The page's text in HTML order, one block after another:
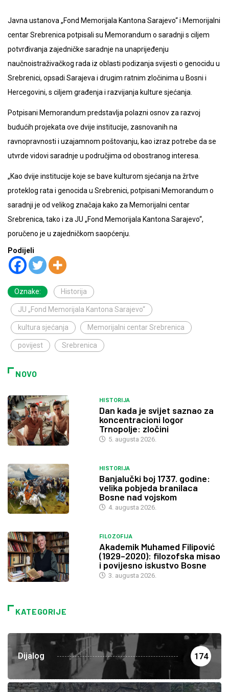
Javna ustanova „Fond Memorijala Kantona Sarajevo“ i Memorijalni
centar Srebrenica potpisali su Memorandum o saradnji s ciljem
potvrđivanja zajedničke saradnje na unaprijeđenju
naučnoistraživačkog rada iz oblasti podizanja svijesti o genocidu u
Srebrenici, opsadi Sarajeva i drugim ratnim zločinima u Bosni i
Hercegovini, s ciljem građenja i razvijanja kulture sjećanja.
Potpisani Memorandum predstavlja polazni osnov za razvoj
budućih projekata ove dvije institucije, zasnovanih na
ravnopravnosti i uzajamnom poštovanju, kao izraz potrebe da se
utvrde vidovi saradnje u područjima od obostranog interesa.
„Kao dvije institucije koje se bave kulturom sjećanja na žrtve
proteklog rata i genocida u Srebrenici, potpisani Memorandum o
saradnji je od velikog značaja kako za Memorijalni centar
Srebrenica, tako i za JU „Fond Memorijala Kantona Sarajevo“,
poručeno je u zajedničkom saopćenju.
Podijeli
Oznake: Historija
JU „Fond Memorijala Kantona Sarajevo“
kultura sjećanja Memorijalni centar Srebrenica
povijest Srebrenica
NOVO
HISTORIJA
Dan kada je svijet saznao za
koncentracioni logor
Trnopolje: zločini
5. augusta 2026.
HISTORIJA
Banjalučki boj 1737. godine:
velika pobjeda branilaca
Bosne nad vojskom
4. augusta 2026.
FILOZOFIJA
Akademik Muhamed Filipović
(1929–2020): filozofska misao
i povijesno iskustvo Bosne
3. augusta 2026.
KATEGORIJE
Dijalog 174